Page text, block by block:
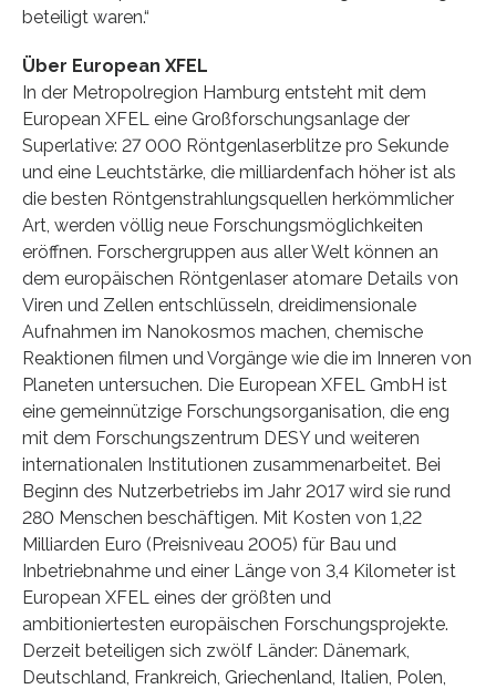
beteiligt waren.“
Über European XFEL
In der Metropolregion Hamburg entsteht mit dem
European XFEL eine Großforschungsanlage der
Superlative: 27 000 Röntgenlaserblitze pro Sekunde
und eine Leuchtstärke, die milliardenfach höher ist als
die besten Röntgenstrahlungsquellen herkömmlicher
Art, werden völlig neue Forschungsmöglichkeiten
eröffnen. Forschergruppen aus aller Welt können an
dem europäischen Röntgenlaser atomare Details von
Viren und Zellen entschlüsseln, dreidimensionale
Aufnahmen im Nanokosmos machen, chemische
Reaktionen filmen und Vorgänge wie die im Inneren von
Planeten untersuchen. Die European XFEL GmbH ist
eine gemeinnützige Forschungsorganisation, die eng
mit dem Forschungszentrum DESY und weiteren
internationalen Institutionen zusammenarbeitet. Bei
Beginn des Nutzerbetriebs im Jahr 2017 wird sie rund
280 Menschen beschäftigen. Mit Kosten von 1,22
Milliarden Euro (Preisniveau 2005) für Bau und
Inbetriebnahme und einer Länge von 3,4 Kilometer ist
European XFEL eines der größten und
ambitioniertesten europäischen Forschungsprojekte.
Derzeit beteiligen sich zwölf Länder: Dänemark,
Deutschland, Frankreich, Griechenland, Italien, Polen,